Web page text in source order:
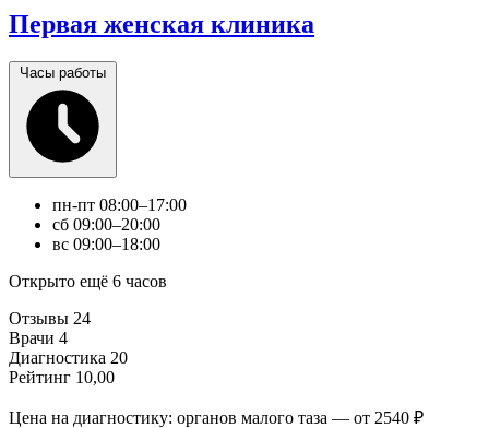
Первая женская клиника
Часы работы
пн-пт 08:00–17:00
сб 09:00–20:00
вс 09:00–18:00
Открыто ещё 6 часов
Отзывы 24
Врачи 4
Диагностика 20
Рейтинг 10,00
Цена на диагностику: органов малого таза — от 2540 ₽